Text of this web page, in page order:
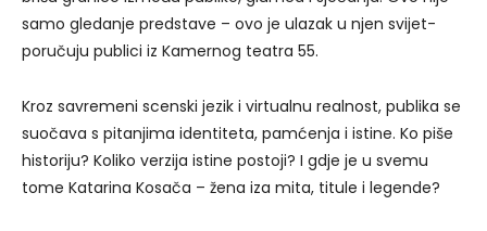
samo gledanje predstave – ovo je ulazak u njen svijet-
poručuju publici iz Kamernog teatra 55.
Kroz savremeni scenski jezik i virtualnu realnost, publika se
suočava s pitanjima identiteta, pamćenja i istine. Ko piše
historiju? Koliko verzija istine postoji? I gdje je u svemu
tome Katarina Kosača – žena iza mita, titule i legende?